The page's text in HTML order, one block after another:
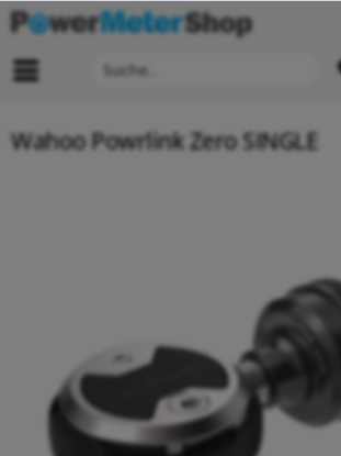
Wahoo Powrlink Zero SINGLE